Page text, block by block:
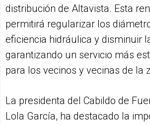
distribución de Altavista. Esta
permitirá regularizar los
eficiencia hidráulica y disminuir
garantizando un servicio más
para los vecinos y vecinas de la
La presidenta del Cabildo de
Lola García, ha destacado la